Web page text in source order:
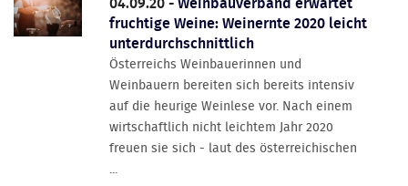
fruchtige Weine: Weinernte 2020 leicht
unterdurchschnittlich
Österreichs Weinbauerinnen und
Weinbauern bereiten sich bereits intensiv
auf die heurige Weinlese vor. Nach einem
wirtschaftlich nicht leichtem Jahr 2020
freuen sie sich - laut des österreichischen
...